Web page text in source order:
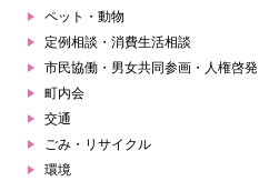
ペット・動物
定例相談・消費生活相談
市民協働・男女共同参画・人権啓発
町内会
交通
ごみ・リサイクル
環境